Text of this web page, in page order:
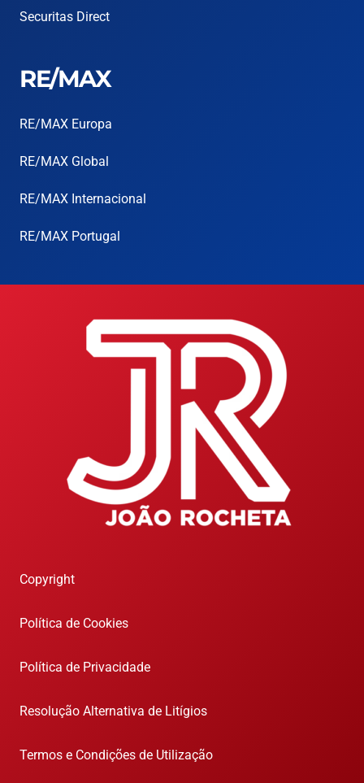
Securitas Direct
RE/MAX
RE/MAX Europa
RE/MAX Global
RE/MAX Internacional
RE/MAX Portugal
Copyright
Política de Cookies
Política de Privacidade
Resolução Alternativa de Litígios
Termos e Condições de Utilização